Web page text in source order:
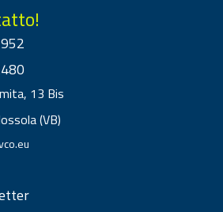
13 Bis
(VB)